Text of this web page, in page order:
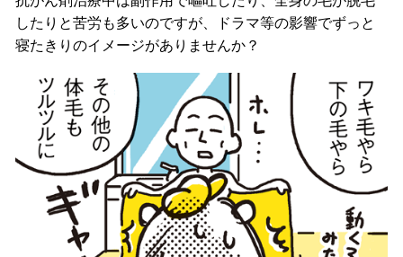
したりと苦労も多いのですが、ドラマ等の影響でずっと
寝たきりのイメージがありませんか？